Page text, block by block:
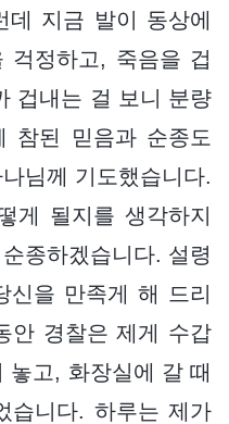
데 지금 발이 동상에
걱정하고, 죽음을 겁
겁내는 걸 보니 분량
참된 믿음과 순종도
님께 기도했습니다.
게 될지를 생각하지
종하겠습니다. 설령
신을 만족게 해 드리
안 경찰은 제게 수갑
놓고, 화장실에 갈 때
습니다. 하루는 제가